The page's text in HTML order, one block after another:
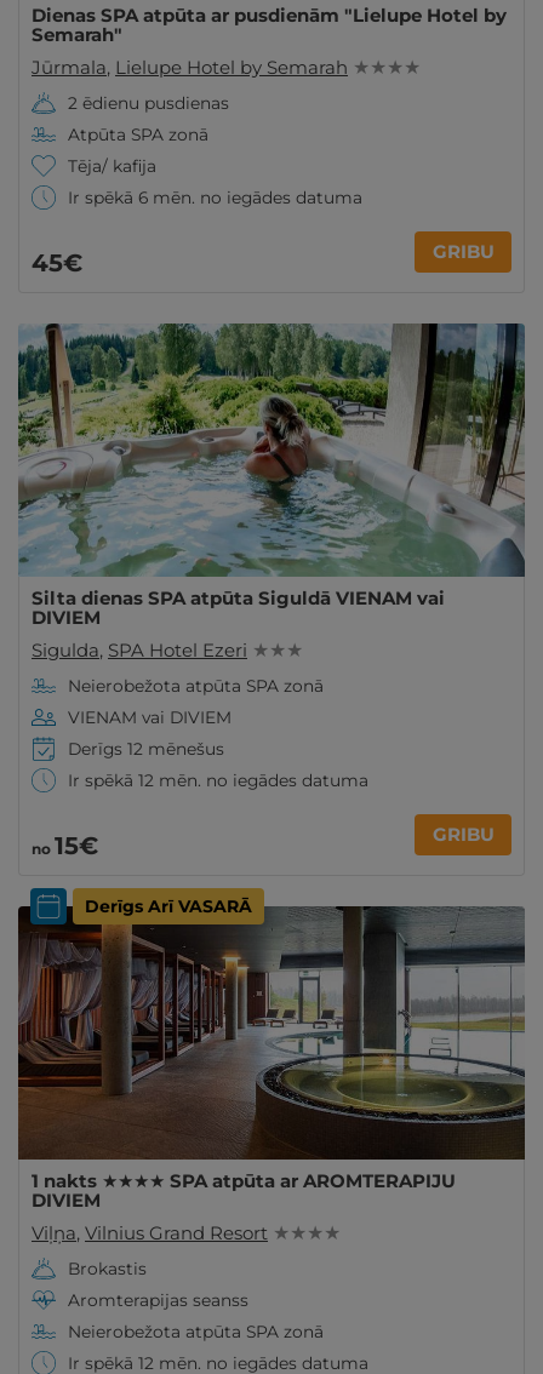
Dienas SPA atpūta ar pusdienām "Lielupe Hotel by
Semarah"
Jūrmala, Lielupe Hotel by Semarah ★ ★ ★ ★
2 ēdienu pusdienas
Atpūta SPA zonā
Tēja/ kafija
Ir spēkā 6 mēn. no iegādes datuma
45€ GRIBU
Silta dienas SPA atpūta Siguldā VIENAM vai
DIVIEM
Sigulda, SPA Hotel Ezeri ★ ★ ★
Neierobežota atpūta SPA zonā
VIENAM vai DIVIEM
Derīgs 12 mēnešus
Ir spēkā 12 mēn. no iegādes datuma
no 15€ GRIBU
Derīgs Arī VASARĀ
1 nakts ★★★★ SPA atpūta ar AROMTERAPIJU
DIVIEM
Viļņa, Vilnius Grand Resort ★ ★ ★ ★
Brokastis
Aromterapijas seanss
Neierobežota atpūta SPA zonā
Ir spēkā 12 mēn. no iegādes datuma